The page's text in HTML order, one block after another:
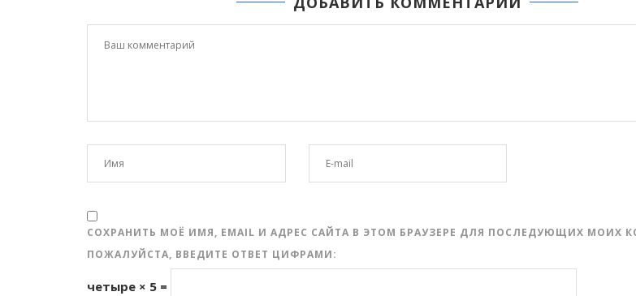
СОХРАНИТЬ МОЁ ИМЯ, EMAIL И АДРЕС САЙТА В ЭТОМ БРАУЗЕРЕ ДЛЯ ПОСЛЕДУЮЩИХ МОИХ
ПОЖАЛУЙСТА, ВВЕДИТЕ ОТВЕТ ЦИФРАМИ:
четыре × 5 =